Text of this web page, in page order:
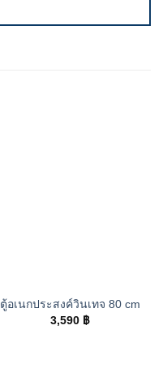
ตู้อเนกประสงค์วินเทจ 80 cm
3,590 ฿